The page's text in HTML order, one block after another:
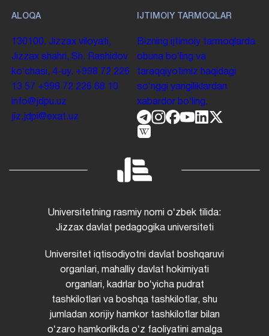
ALOQA
130100. Jizzax viloyati,
Jizzax shahri, Sh. Rashidov
koʻchasi, 4-uy. +998 72 226
13 57 +998 72 226 68 10
info@jdpu.uz
jiz.jdpi@exat.uz
IJTIMOIY TARMOQLAR
Bizning ijtimoiy tarmoqlarda
obuna boʻling va
taraqqiyotimiz haqidagi
soʻnggi yangiliklardan
xabardor boʻling.
Universitetning rasmiy nomi oʻzbek tilida:
Jizzax davlat pedagogika universiteti
Universitet iqtisodiyotni davlat boshqaruvi
organlari, mahalliy davlat hokimiyati
organlari, kadrlar boʻyicha pudrat
tashkilotlari va boshqa tashkilotlar, shu
jumladan xorijiy hamkor tashkilotlar bilan
oʻzaro hamkorlikda oʻz faoliyatini amalga